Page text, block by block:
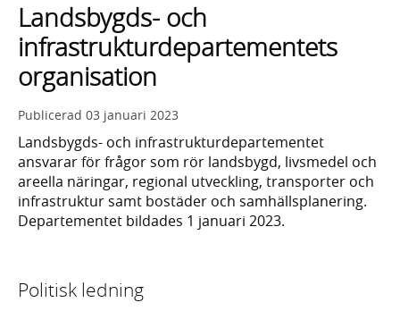
lista
med
sökförslag
Landsbygds- och
infrastrukturdepartementets
organisation
Publicerad 03 januari 2023
Landsbygds- och infrastrukturdepartementet
ansvarar för frågor som rör landsbygd, livsmedel och
areella näringar, regional utveckling, transporter och
infrastruktur samt bostäder och samhällsplanering.
Departementet bildades 1 januari 2023.
Politisk ledning